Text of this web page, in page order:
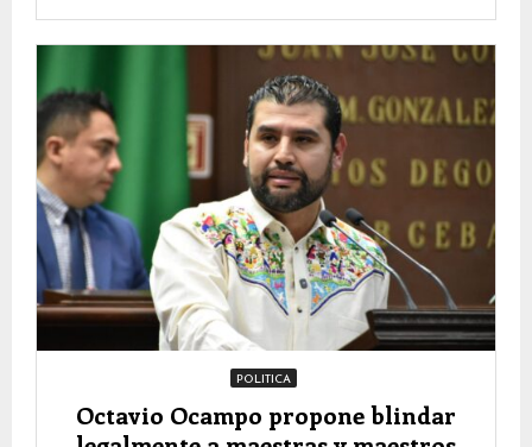
POLITICA
Octavio Ocampo propone blindar